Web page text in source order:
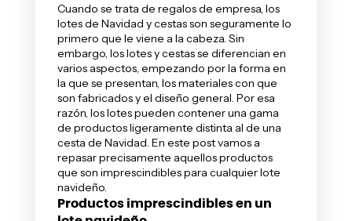
Cuando se trata de regalos de empresa, los
lotes de Navidad y cestas son seguramente lo
primero que le viene a la cabeza. Sin
embargo,los lotes y cestas se diferencian en
varios aspectos, empezando por la forma en
la que se presentan, los materiales con que
son fabricados y el diseño general. Por esa
razón, los lotes pueden contener una gama
de productos ligeramente distinta al de una
cesta de Navidad. En este post vamos a
repasar precisamente aquellos productos
que son imprescindibles para cualquier lote
navideño.
Productos imprescindibles en un